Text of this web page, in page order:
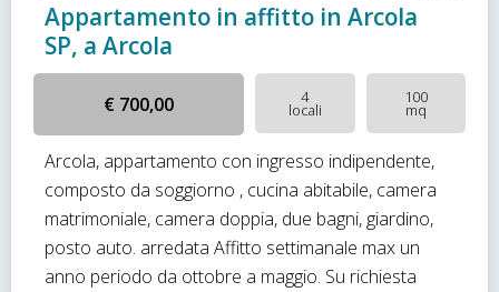
Appartamento in affitto in Arcola
SP, a Arcola
€ 700,00 4
locali
100
mq
Arcola, appartamento con ingresso indipendente,
composto da soggiorno , cucina abitabile, camera
matrimoniale, camera doppia, due bagni, giardino,
posto auto. arredata Affitto settimanale max un
anno periodo da ottobre a maggio. Su richiesta